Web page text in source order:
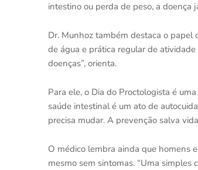
intestino ou perda de peso, a doença
Dr. Munhoz também destaca o papel
de água e prática regular de
doenças”, orienta.
Para ele, o Dia do Proctologista é
saúde intestinal é um ato de
precisa mudar. A prevenção salva
O médico lembra ainda que homens
mesmo sem sintomas. “Uma simples